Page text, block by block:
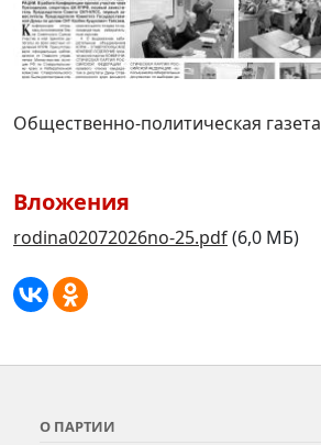
Общественно-политическая газета
Вложения
rodina02072026no-25.pdf(6,0 МБ)
О ПАРТИИ